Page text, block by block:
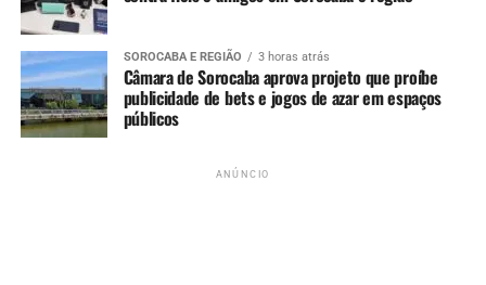
SOROCABA E REGIÃO 3 horas atrás
Câmara de Sorocaba aprova projeto que proíbe
publicidade de bets e jogos de azar em espaços
públicos
ANÚNCIO